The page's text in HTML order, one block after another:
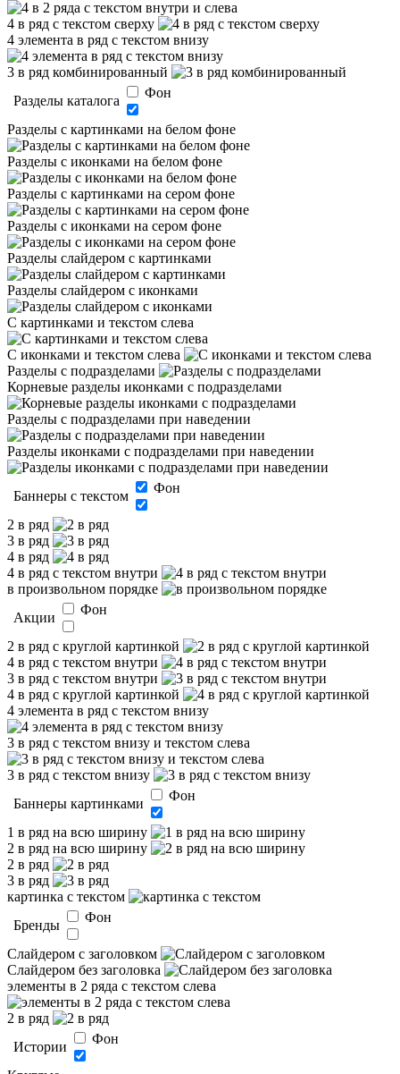
4 в ряд с текстом сверху
4 элемента в ряд с текстом внизу
3 в ряд комбинированный
Разделы каталога
Фон
Разделы с картинками на белом фоне
Разделы с иконками на белом фоне
Разделы с картинками на сером фоне
Разделы с иконками на сером фоне
Разделы слайдером с картинками
Разделы слайдером с иконками
С картинками и текстом слева
С иконками и текстом слева
Разделы с подразделами
Корневые разделы иконками с подразделами
Разделы с подразделами при наведении
Разделы иконками с подразделами при наведении
Баннеры с текстом
Фон
2 в ряд
3 в ряд
4 в ряд
4 в ряд с текстом внутри
в произвольном порядке
Акции
Фон
2 в ряд с круглой картинкой
4 в ряд с текстом внутри
3 в ряд с текстом внутри
4 в ряд с круглой картинкой
4 элемента в ряд с текстом внизу
3 в ряд с текстом внизу и текстом слева
3 в ряд с текстом внизу
Баннеры картинками
Фон
1 в ряд на всю ширину
2 в ряд на всю ширину
2 в ряд
3 в ряд
картинка с текстом
Бренды
Фон
Слайдером c заголовком
Слайдером без заголовка
элементы в 2 ряда с текстом слева
2 в ряд
Истории
Фон